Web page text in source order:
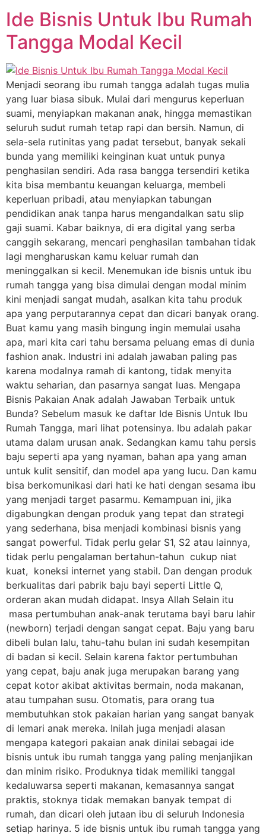
Ide Bisnis Untuk Ibu Rumah
Tangga Modal Kecil
Menjadi seorang ibu rumah tangga adalah tugas mulia
yang luar biasa sibuk. Mulai dari mengurus keperluan
suami, menyiapkan makanan anak, hingga memastikan
seluruh sudut rumah tetap rapi dan bersih. Namun, di
sela-sela rutinitas yang padat tersebut, banyak sekali
bunda yang memiliki keinginan kuat untuk punya
penghasilan sendiri. Ada rasa bangga tersendiri ketika
kita bisa membantu keuangan keluarga, membeli
keperluan pribadi, atau menyiapkan tabungan
pendidikan anak tanpa harus mengandalkan satu slip
gaji suami. Kabar baiknya, di era digital yang serba
canggih sekarang, mencari penghasilan tambahan tidak
lagi mengharuskan kamu keluar rumah dan
meninggalkan si kecil. Menemukan ide bisnis untuk ibu
rumah tangga yang bisa dimulai dengan modal minim
kini menjadi sangat mudah, asalkan kita tahu produk
apa yang perputarannya cepat dan dicari banyak orang.
Buat kamu yang masih bingung ingin memulai usaha
apa, mari kita cari tahu bersama peluang emas di dunia
fashion anak. Industri ini adalah jawaban paling pas
karena modalnya ramah di kantong, tidak menyita
waktu seharian, dan pasarnya sangat luas. Mengapa
Bisnis Pakaian Anak adalah Jawaban Terbaik untuk
Bunda? Sebelum masuk ke daftar Ide Bisnis Untuk Ibu
Rumah Tangga, mari lihat potensinya. Ibu adalah pakar
utama dalam urusan anak. Sedangkan kamu tahu persis
baju seperti apa yang nyaman, bahan apa yang aman
untuk kulit sensitif, dan model apa yang lucu. Dan kamu
bisa berkomunikasi dari hati ke hati dengan sesama ibu
yang menjadi target pasarmu. Kemampuan ini, jika
digabungkan dengan produk yang tepat dan strategi
yang sederhana, bisa menjadi kombinasi bisnis yang
sangat powerful. Tidak perlu gelar S1, S2 atau lainnya,
tidak perlu pengalaman bertahun-tahun cukup niat
kuat, koneksi internet yang stabil. Dan dengan produk
berkualitas dari pabrik baju bayi seperti Little Q,
orderan akan mudah didapat. Insya Allah Selain itu
masa pertumbuhan anak-anak terutama bayi baru lahir
(newborn) terjadi dengan sangat cepat. Baju yang baru
dibeli bulan lalu, tahu-tahu bulan ini sudah kesempitan
di badan si kecil. Selain karena faktor pertumbuhan
yang cepat, baju anak juga merupakan barang yang
cepat kotor akibat aktivitas bermain, noda makanan,
atau tumpahan susu. Otomatis, para orang tua
membutuhkan stok pakaian harian yang sangat banyak
di lemari anak mereka. Inilah juga menjadi alasan
mengapa kategori pakaian anak dinilai sebagai ide
bisnis untuk ibu rumah tangga yang paling menjanjikan
dan minim risiko. Produknya tidak memiliki tanggal
kedaluwarsa seperti makanan, kemasannya sangat
praktis, stoknya tidak memakan banyak tempat di
rumah, dan dicari oleh jutaan ibu di seluruh Indonesia
setiap harinya. 5 ide bisnis untuk ibu rumah tangga yang